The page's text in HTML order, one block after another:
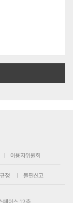
이용자위원회
정 불편신고